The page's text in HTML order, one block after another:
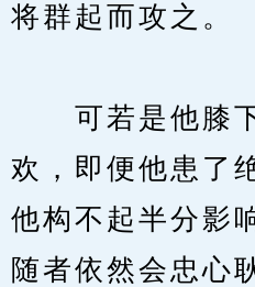
将群起而攻之。
可若是他膝下
欢，即便他患了
他构不起半分影
随者依然会忠心